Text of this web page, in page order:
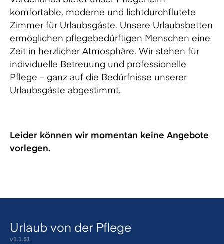
komfortable, moderne und lichtdurchflutete
Zimmer für Urlaubsgäste. Unsere Urlaubsbetten
ermöglichen pflegebedürftigen Menschen eine
Zeit in herzlicher Atmosphäre. Wir stehen für
individuelle Betreuung und professionelle
Pflege – ganz auf die Bedürfnisse unserer
Urlaubsgäste abgestimmt.
Leider können wir momentan keine Angebote
vorlegen.
Urlaub von der Pflege
v1.1.51